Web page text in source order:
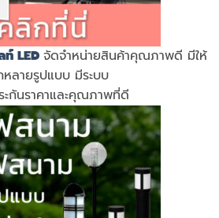
ท์ LED จัดจำหน่ายสินค้าคุณภาพดี มีให้
หลายรูปแบบ มีระบบ
ะกันราคาและคุณภาพที่ดี